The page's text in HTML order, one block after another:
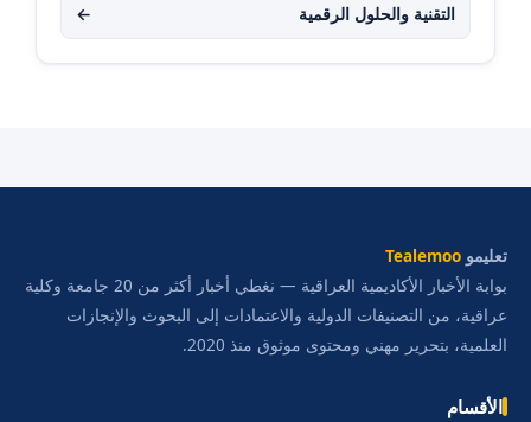
التقنية والحلول الرقمية ←
تعليمو Tealemoo
بوابة الأخبار الأكاديمية العراقية — نغطي أخبار أكثر من 20 جامعة وكلية
عراقية، من التصنيفات الدولية والاعتمادات إلى البحوث والإنجازات
العلمية، بتحرير مهني ومحتوى موثوق منذ 2020.
الأقسام